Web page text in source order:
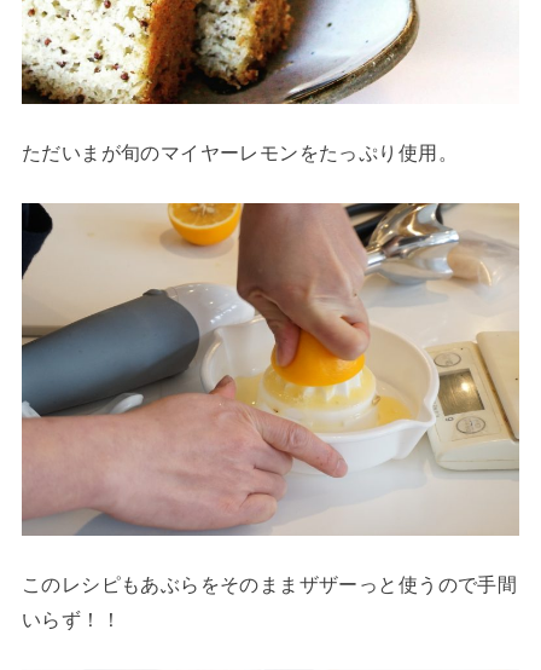
ただいまが旬のマイヤーレモンをたっぷり使用。
このレシピもあぶらをそのままザザーっと使うので手間
いらず！！